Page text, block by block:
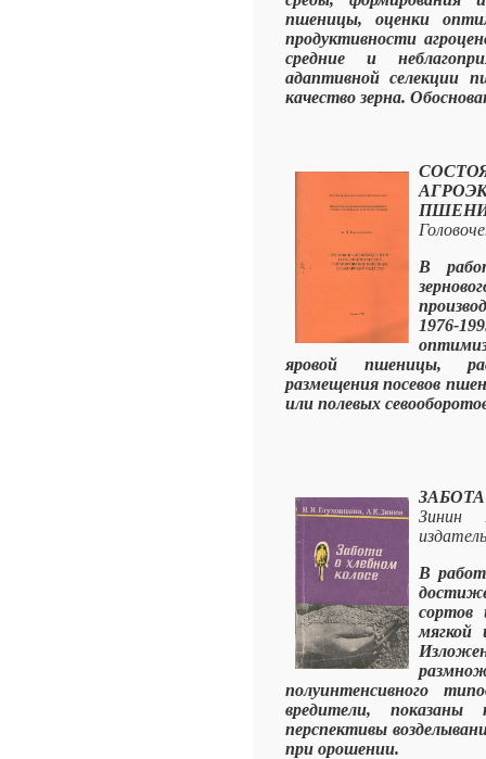
пшеницы, оценки
продуктивности
средние и
адаптивной селекции
качество зерна.
В
1976-
яровой пшеницы,
размещения посевов
или полевых
Зинин
В
сортов
мягкой
полуинтенсивного
вредители,
перспективы
при орошении.